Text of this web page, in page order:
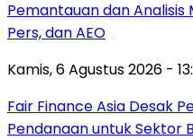
Pemantauan dan Analisis
Pers, dan AEO
Kamis, 6 Agustus 2026 -
Fair Finance Asia Desak
Pendanaan untuk Sektor